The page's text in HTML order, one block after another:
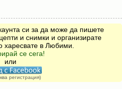
си за да може да пишете
и снимки и организирате
харесвате в Любими.
се сега!
или
регистрация)